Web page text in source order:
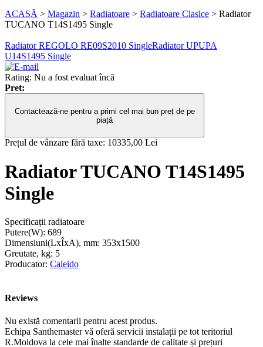
ACASĂ > Magazin > Radiatoare > Radiatoare Clasice > Radiator
TUCANO T14S1495 Single
Radiator REGOLO RE09S2010 SingleRadiator UPUPA
U14S1495 Single
Rating: Nu a fost evaluat încă
Pret:
Contactează-ne pentru a primi cel mai bun preț de pe
piață
Prețul de vânzare fără taxe: 10335,00 Lei
Radiator TUCANO T14S1495
Single
Specificații radiatoare
Putere(W): 689
Dimensiuni(LxÎxA), mm: 353x1500
Greutate, kg: 5
Producator: Caleido
Reviews
Nu există comentarii pentru acest produs.
Echipa Santhemaster vă oferă servicii instalații pe tot teritoriul
R.Moldova la cele mai înalte standarde de calitate și prețuri